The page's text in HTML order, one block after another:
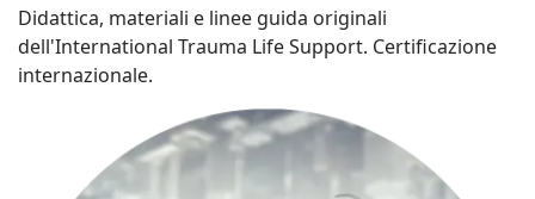
Didattica, materiali e linee guida originali
dell'International Trauma Life Support. Certificazione
internazionale.